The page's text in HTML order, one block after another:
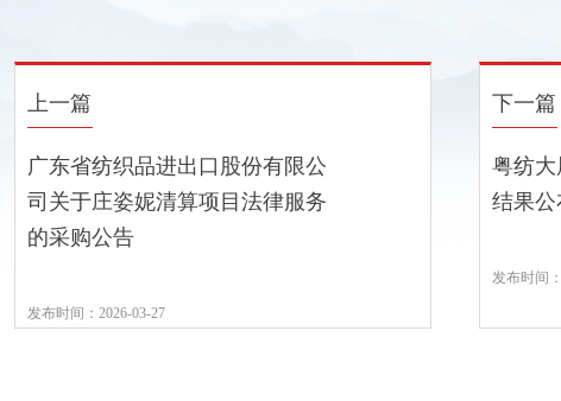
上一篇
广东省纺织品进出口股份有限公
司关于庄姿妮清算项目法律服务
的采购公告
发布时间：2026-03-27
下一篇
粤纺
结果公
发布时间